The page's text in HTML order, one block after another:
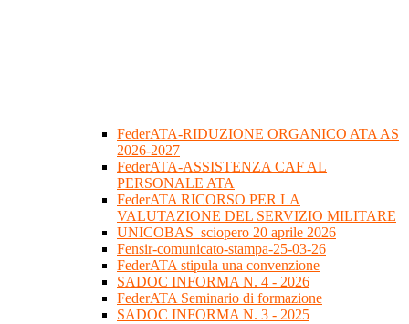
FederATA-RIDUZIONE ORGANICO ATA AS
2026-2027
FederATA-ASSISTENZA CAF AL
PERSONALE ATA
FederATA RICORSO PER LA
VALUTAZIONE DEL SERVIZIO MILITARE
UNICOBAS_sciopero 20 aprile 2026
Fensir-comunicato-stampa-25-03-26
FederATA stipula una convenzione
SADOC INFORMA N. 4 - 2026
FederATA Seminario di formazione
SADOC INFORMA N. 3 - 2025